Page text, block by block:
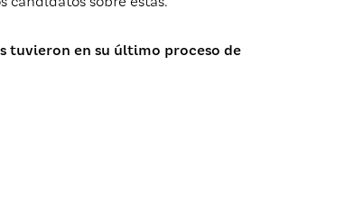
tuvieron en su último proceso de